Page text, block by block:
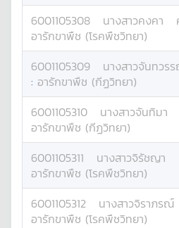
6001105308 นางสาวคงคา
อารักขาพืช (โรคพืชวิทยา)
6001105309 นางสาวจันทวร
: อารักขาพืช (กีฏวิทยา)
6001105310 นางสาวจันทิมา
อารักขาพืช (กีฏวิทยา)
6001105311 นางสาวจิรัชญา
อารักขาพืช (โรคพืชวิทยา)
6001105312 นางสาวจิราภรณ์
อารักขาพืช (โรคพืชวิทยา)